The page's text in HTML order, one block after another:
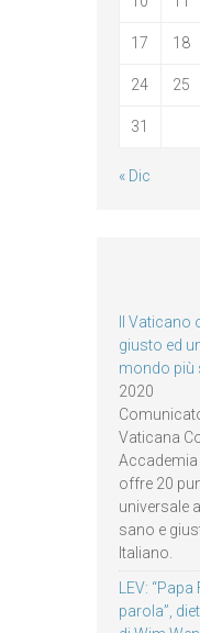
17 18
24 25
31
« Dic
Il
giusto ed
mondo più
2020
Vaticana
Accademia
offre 20
universale
sano e
Italiano.
LEV:
parola”,